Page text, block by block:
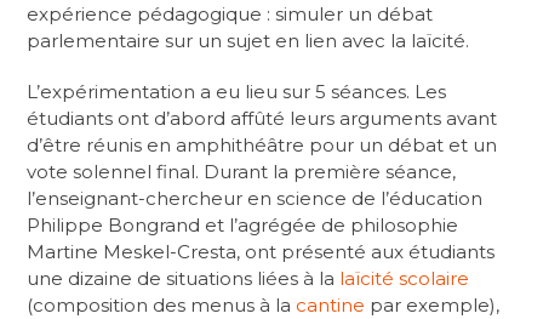
expérience pédagogique : simuler un débat
parlementaire sur un sujet en lien avec la laïcité.
L’expérimentation a eu lieu sur 5 séances. Les
étudiants ont d’abord affûté leurs arguments avant
d’être réunis en amphithéâtre pour un débat et un
vote solennel final. Durant la première séance,
l’enseignant-chercheur en science de l’éducation
Philippe Bongrand et l’agrégée de philosophie
Martine Meskel-Cresta, ont présenté aux étudiants
une dizaine de situations liées à la laïcité scolaire
(composition des menus à la cantine par exemple),